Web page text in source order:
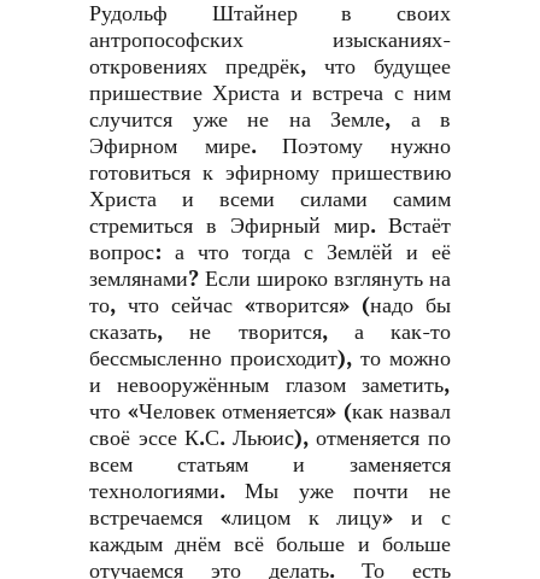
Рудольф Штайнер в своих
антропософских изысканиях-
откровениях предрёк, что будущее
пришествие Христа и встреча с ним
случится уже не на Земле, а в
Эфирном мире. Поэтому нужно
готовиться к эфирному пришествию
Христа и всеми силами самим
стремиться в Эфирный мир. Встаёт
вопрос: а что тогда с Землёй и её
землянами? Если широко взглянуть на
то, что сейчас «творится» (надо бы
сказать, не творится, а как-то
бессмысленно происходит), то можно
и невооружённым глазом заметить,
что «Человек отменяется» (как назвал
своё эссе К.С. Льюис), отменяется по
всем статьям и заменяется
технологиями. Мы уже почти не
встречаемся «лицом к лицу» и с
каждым днём всё больше и больше
отучаемся это делать. То есть